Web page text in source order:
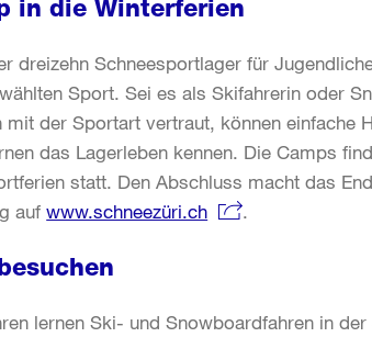
in die Winterferien
dreizehn Schneesportlager für
Sport. Sei es als Skifahrerin oder
der Sportart vertraut, können einfache
das Lagerleben kennen. Die Camps
statt. Den Abschluss macht das
aufwww.schneezüri.ch .
lernen Ski- und Snowboardfahren in